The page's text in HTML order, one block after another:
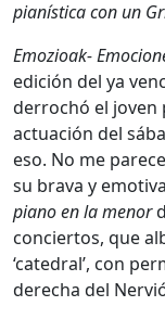
Emozioak-
edición del ya
derrochó el joven
actuación del
eso. No me
su brava y
piano en la menor
conciertos, que
‘catedral’, con
derecha del